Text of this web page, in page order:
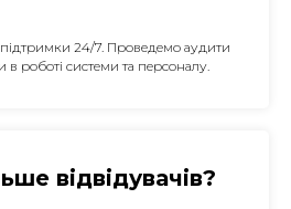
24/7. Проведемо аудити
роботі системи та персоналу.
відвідувачів?